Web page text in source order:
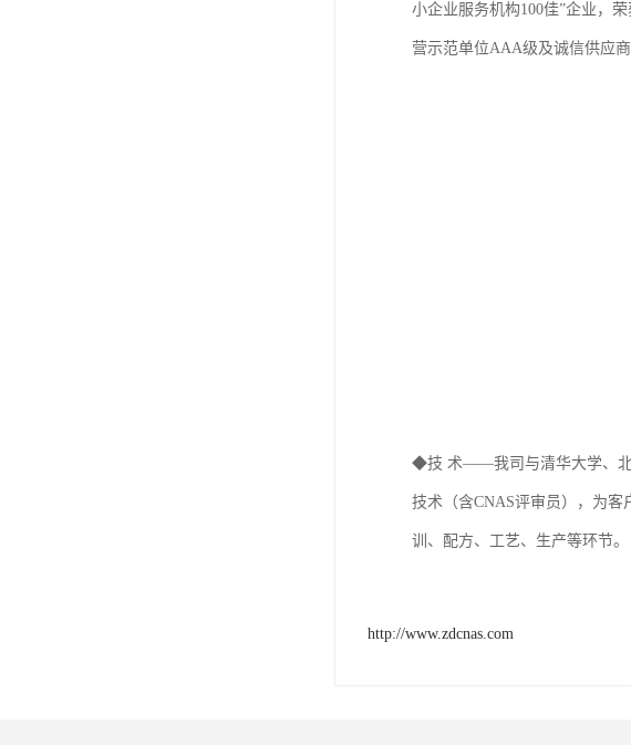
小企业服务机构100佳”企业，
营示范单位AAA级及诚信供应商
◆技 术——我司与清华大学、北
技术（含CNAS评审员），为
训、配方、工艺、生产等环节。
http://www.zdcnas.com